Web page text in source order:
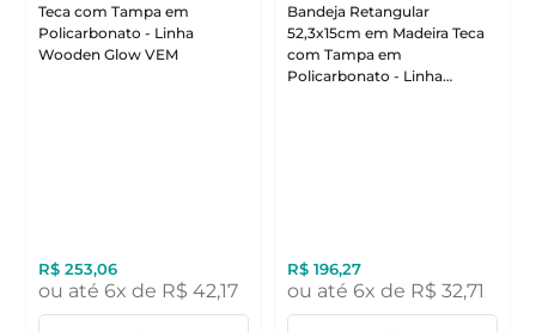
Teca com Tampa em
Policarbonato - Linha
Wooden Glow VEM
R$ 253,06
ou até 6x de R$ 42,17
Bandeja Retangular
52,3x15cm em Madeira Teca
com Tampa em
Policarbonato - Linha
R$ 196,27
ou até 6x de R$ 32,71